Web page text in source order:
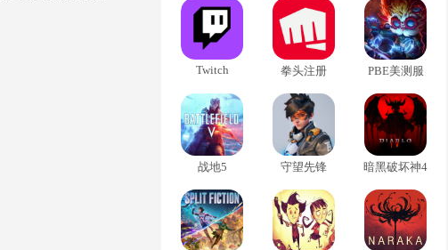
Twitch 拳头注册 PBE美测服
战地5 守望先锋 暗黑破坏神4